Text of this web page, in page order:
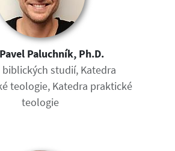
Paluchník, Ph.D.
biblických studií, Katedra
teologie, Katedra praktické
teologie